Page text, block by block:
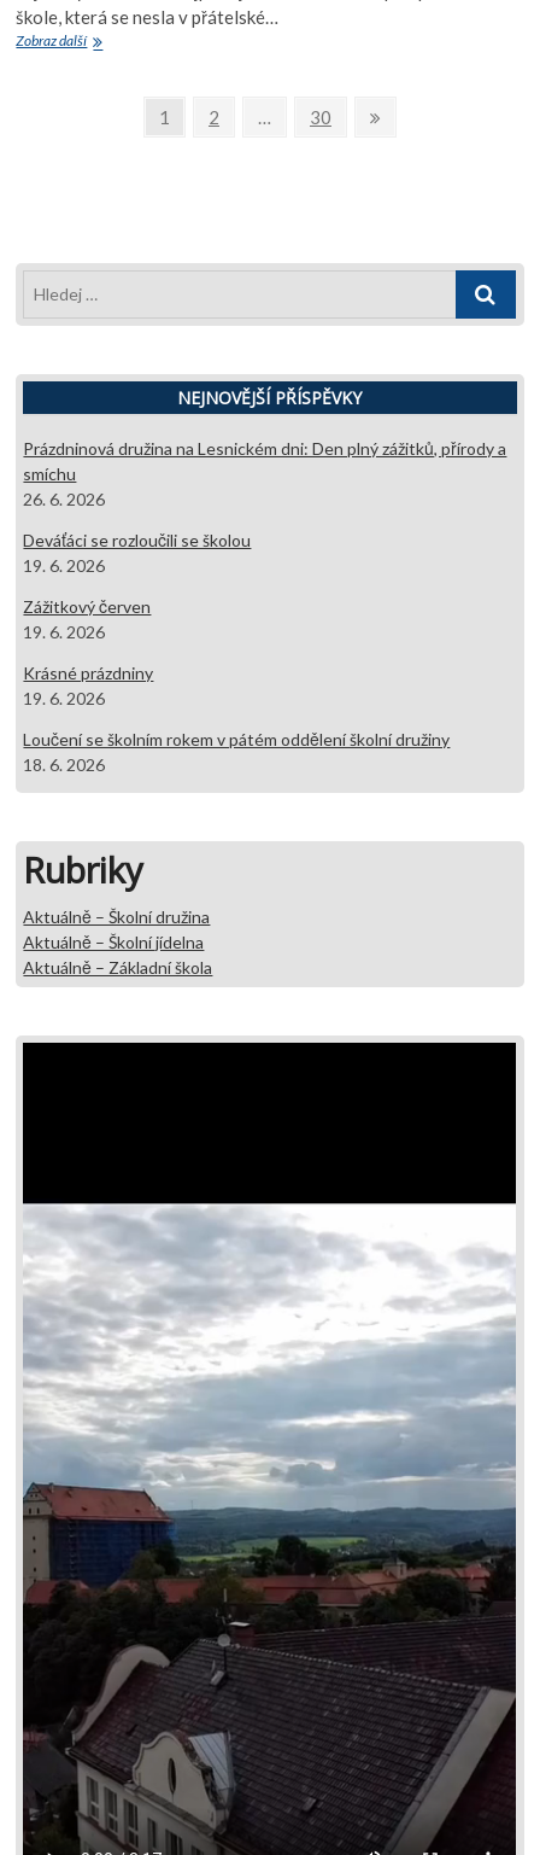
škole, která se nesla v přátelské…
Zobraz dalšíPřespávačka
Stránkování
Page
1 Page
2 … Page
30
Next
Hledej
NEJNOVĚJŠÍ PŘÍSPĚVKY
Prázdninová družina na Lesnickém dni: Den plný zážitků, přírody a
smíchu
26. 6. 2026
Deváťáci se rozloučili se školou
19. 6. 2026
Zážitkový červen
19. 6. 2026
Krásné prázdniny
19. 6. 2026
Loučení se školním rokem v pátém oddělení školní družiny
18. 6. 2026
Rubriky
Aktuálně – Školní družina
Aktuálně – Školní jídelna
Aktuálně – Základní škola